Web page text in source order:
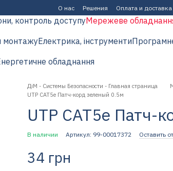
О нас Решения Оплата и доставка
контроль доступуМережеве
монтажуЕлектрика, інструменти
обладнання
ДіМ - Системы Безопасности - Главная страница
UTP CAT5e Патч-корд зеленый 0.5м
UTP CAT5e Патч-
В наличии Артикул: 99-00017372 Оставить
34 грн